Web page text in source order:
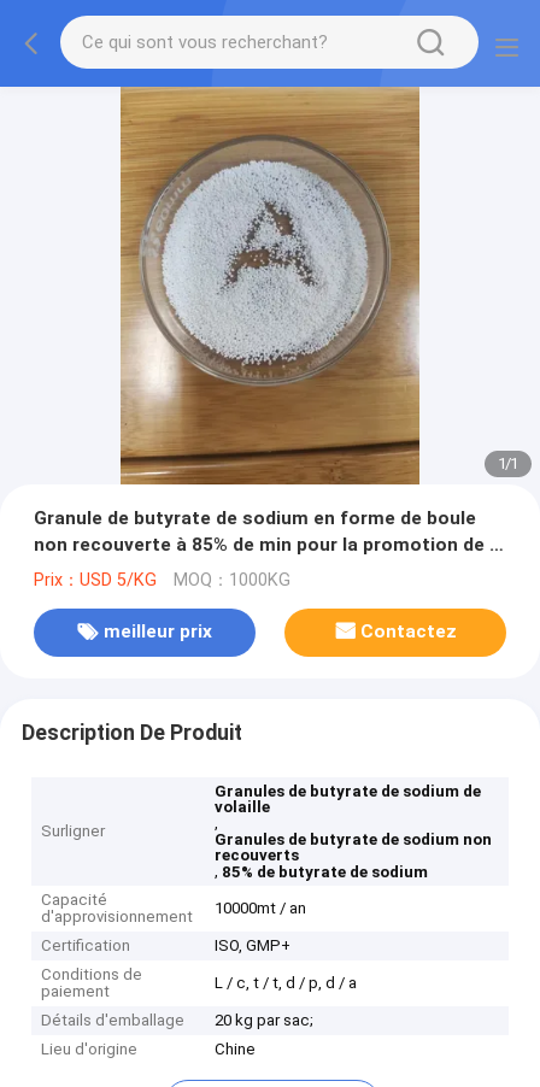
1/1
Granule de butyrate de sodium en forme de boule
non recouverte à 85% de min pour la promotion de la
croissance des volailles
Prix：USD 5/KG MOQ：1000KG
meilleur prix Contactez
Description De Produit
Surligner
Granules de butyrate de sodium de
volaille
,
Granules de butyrate de sodium non
recouverts
, 85% de butyrate de sodium
Capacité
d'approvisionnement
10000mt / an
Certification
ISO, GMP+
Conditions de
paiement
L / c, t / t, d / p, d / a
Détails d'emballage
20 kg par sac;
Lieu d'origine
Chine